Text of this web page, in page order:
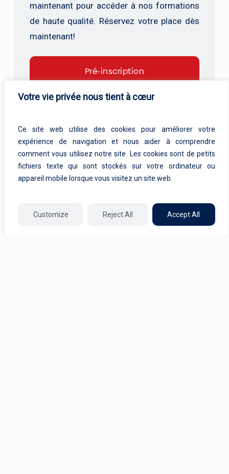
Votre vie privée nous tient à cœur
Ce site web utilise des cookies pour améliorer votre
expérience de navigation et nous aider à comprendre
comment vous utilisez notre site. Les cookies sont de petits
fichiers texte qui sont stockés sur votre ordinateur ou
appareil mobile lorsque vous visitez un site web.
Customize Reject All Accept All
maintenant pour accéder à nos formations
de haute qualité. Réservez votre place dès
maintenant!
Pré-inscription
Inscrivez-vous à la prochaine
session